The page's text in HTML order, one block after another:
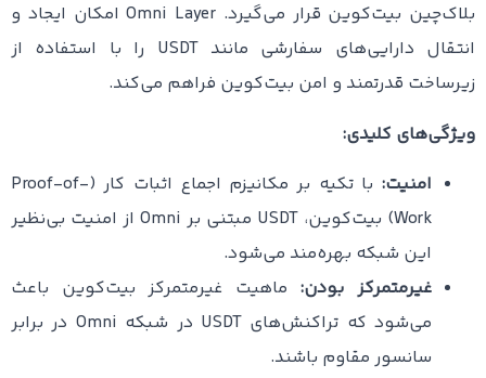
بلاک‌چین بیت‌کوین قرار می‌گیرد. Omni Layer امکان ایجاد و
انتقال دارایی‌های سفارشی مانند USDT را با استفاده از
زیرساخت قدرتمند و امن بیت‌کوین فراهم می‌کند.
ویژگی‌های کلیدی:
امنیت:
با تکیه بر مکانیزم اجماع اثبات کار (Proof-of-
Work) بیت‌کوین، USDT مبتنی بر Omni از امنیت بی‌نظیر
این شبکه بهره‌مند می‌شود.
غیرمتمرکز بودن: ماهیت غیرمتمرکز بیت‌کوین باعث
می‌شود که تراکنش‌های USDT در شبکه Omni در برابر
سانسور مقاوم باشند.